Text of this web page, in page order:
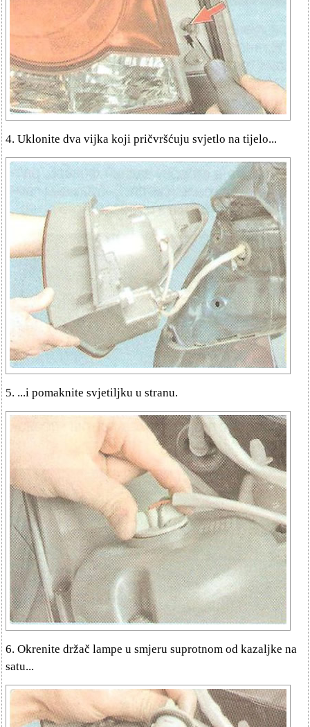
4. Uklonite dva vijka koji pričvršćuju svjetlo na tijelo...
5. ...i pomaknite svjetiljku u stranu.
6. Okrenite držač lampe u smjeru suprotnom od kazaljke na
satu...